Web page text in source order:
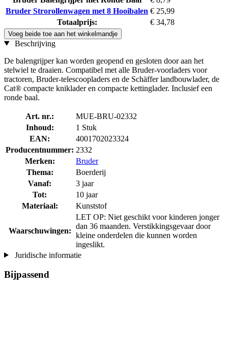
Bruder Strorollenwagen met 8 Hooibalen € 25,99
Totaalprijs:
€ 34,78
Voeg beide toe aan het winkelmandje
Beschrijving
De balengrijper kan worden geopend en gesloten door aan het
stelwiel te draaien. Compatibel met alle Bruder-voorladers voor
tractoren, Bruder-telescoopladers en de Schäffer landbouwlader, de
Cat® compacte kniklader en compacte kettinglader. Inclusief een
ronde baal.
Art. nr.:
MUE-BRU-02332
Inhoud:
1 Stuk
EAN:
4001702023324
Producentnummer: 2332
Merken:
Bruder
Thema:
Boerderij
Vanaf:
3 jaar
Tot:
10 jaar
Materiaal:
Kunststof
Waarschuwingen:
LET OP: Niet geschikt voor kinderen jonger
dan 36 maanden. Verstikkingsgevaar door
kleine onderdelen die kunnen worden
ingeslikt.
Juridische informatie
Bijpassend